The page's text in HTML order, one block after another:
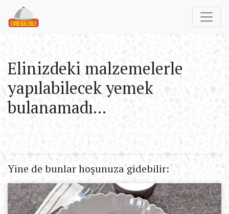
Elinizdeki malzemelerle
yapılabilecek yemek
bulanamadı...
Yine de bunlar hoşunuza gidebilir: